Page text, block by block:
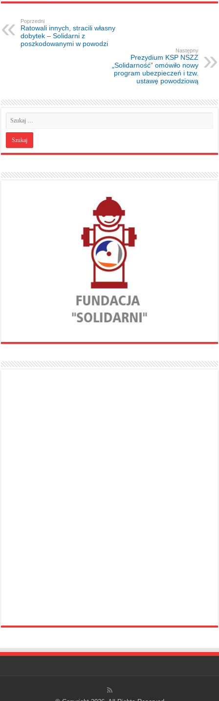
Poprzedni
Ratowali innych, stracili własny
dobytek – Solidarni z
poszkodowanymi w powodzi
Następny
Prezydium KSP NSZZ
„Solidarność” omówiło nowy
program ubezpieczeń i tzw.
ustawę powodziową